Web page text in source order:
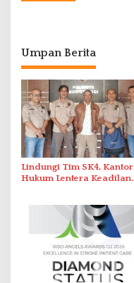
Umpan Berita
Lindungi Tim SK4, Kantor
Hukum Lentera Keadilan
Bukik Batarah